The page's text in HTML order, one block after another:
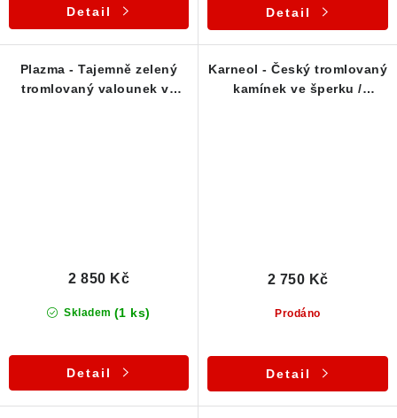
Detail Detail
Plazma - Tajemně zelený
tromlovaný valounek ve
Skladem (1 ks)
2 850 Kč
Detail
Karneol - Český tromlovaný
kamínek ve šperku /
Prodáno
2 750 Kč
Detail